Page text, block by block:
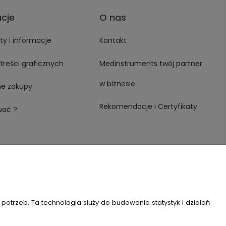
i informacje
graficznych
zakupy
?
O nas
Kontakt
Medinstruments twój partner
w biznesie
Rekomendacje i Certyfikaty
Ta technologia służy do budowania statystyk i działań